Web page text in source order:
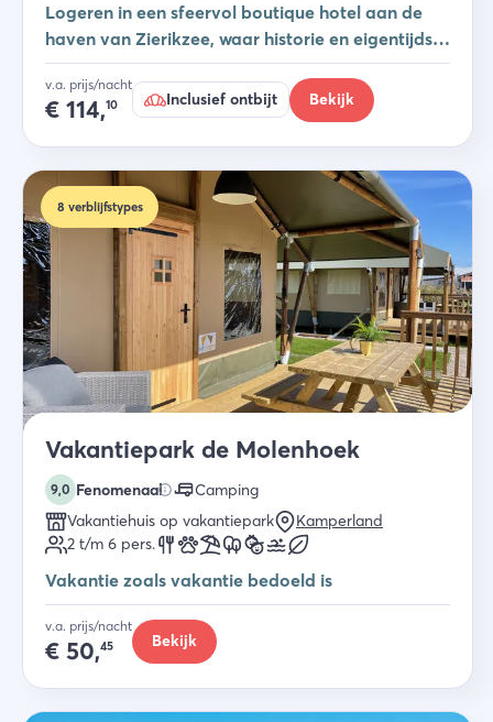
Logeren in een sfeervol boutique hotel aan de
haven van Zierikzee, waar historie en eigentijdse
luxe samenkomen.
v.a. prijs/nacht
€ 114,10 Inclusief ontbijt Bekijk
8 verblijfstypes
Vakantiepark de Molenhoek
9,0 Fenomenaal
Camping
Vakantiehuis op vakantiepark
Kamperland
2 t/m 6 pers.
Vakantie zoals vakantie bedoeld is
v.a. prijs/nacht
€ 50,45 Bekijk